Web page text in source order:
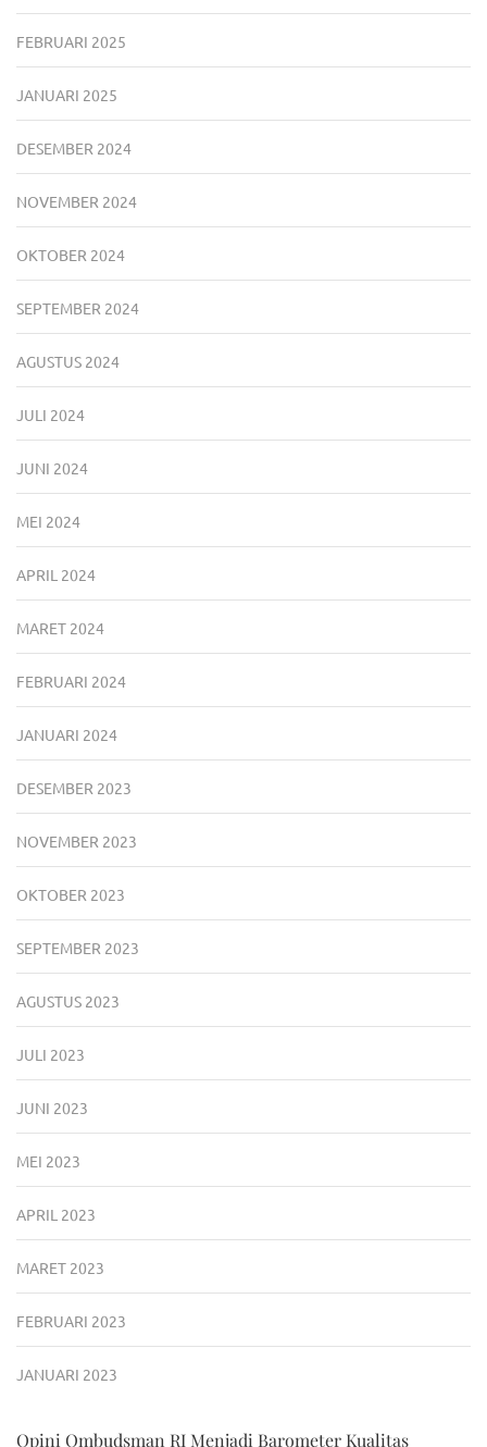
FEBRUARI 2025
JANUARI 2025
DESEMBER 2024
NOVEMBER 2024
OKTOBER 2024
SEPTEMBER 2024
AGUSTUS 2024
JULI 2024
JUNI 2024
MEI 2024
APRIL 2024
MARET 2024
FEBRUARI 2024
JANUARI 2024
DESEMBER 2023
NOVEMBER 2023
OKTOBER 2023
SEPTEMBER 2023
AGUSTUS 2023
JULI 2023
JUNI 2023
MEI 2023
APRIL 2023
MARET 2023
FEBRUARI 2023
JANUARI 2023
Opini Ombudsman RI Menjadi Barometer Kualitas